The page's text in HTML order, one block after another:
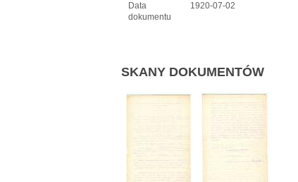
Data
dokumentu
1920-07-02
SKANY DOKUMENTÓW